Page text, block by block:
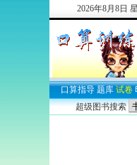
2026年8月 8日
口算指导 题库 试卷
超级图书搜索